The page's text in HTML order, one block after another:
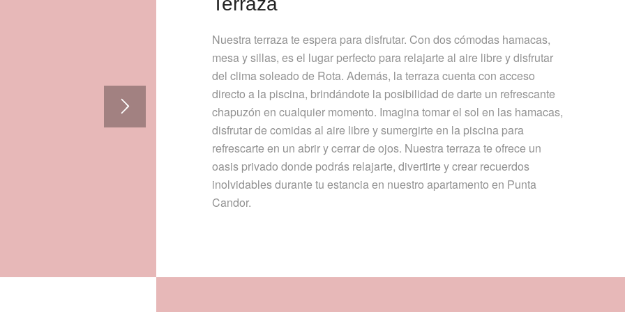
Nuestra terraza te espera para disfrutar. Con dos cómodas hamacas,
mesa y sillas, es el lugar perfecto para relajarte al aire libre y disfrutar
del clima soleado de Rota. Además, la terraza cuenta con acceso
directo a la piscina, brindándote la posibilidad de darte un refrescante
chapuzón en cualquier momento. Imagina tomar el sol en las hamacas,
disfrutar de comidas al aire libre y sumergirte en la piscina para
refrescarte en un abrir y cerrar de ojos. Nuestra terraza te ofrece un
oasis privado donde podrás relajarte, divertirte y crear recuerdos
inolvidables durante tu estancia en nuestro apartamento en Punta
Candor.